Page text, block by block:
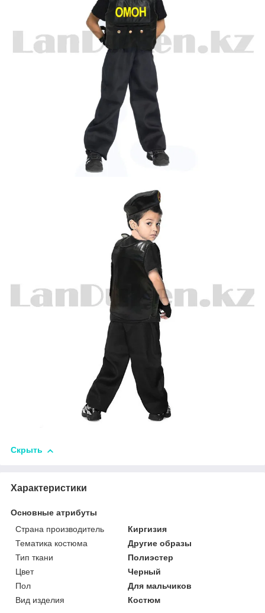
Скрыть
Характеристики
Основные атрибуты
Страна производитель
Киргизия
Тематика костюма
Другие образы
Тип ткани
Полиэстер
Цвет
Черный
Пол
Для мальчиков
Вид изделия
Костюм